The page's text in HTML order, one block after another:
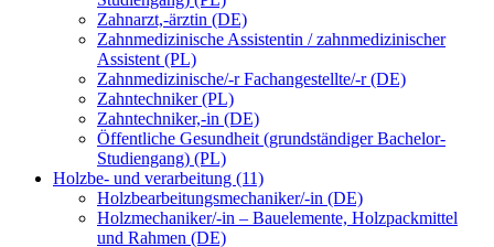
Zahnarzt,-ärztin (DE)
Zahnmedizinische Assistentin / zahnmedizinischer
Assistent (PL)
Zahnmedizinische/-r Fachangestellte/-r (DE)
Zahntechniker (PL)
Zahntechniker,-in (DE)
Öffentliche Gesundheit (grundständiger Bachelor-
Studiengang) (PL)
Holzbe- und verarbeitung (11)
Holzbearbeitungsmechaniker/-in (DE)
Holzmechaniker/-in – Bauelemente, Holzpackmittel
und Rahmen (DE)